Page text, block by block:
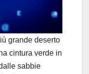
grande deserto
cintura verde in
sabbie